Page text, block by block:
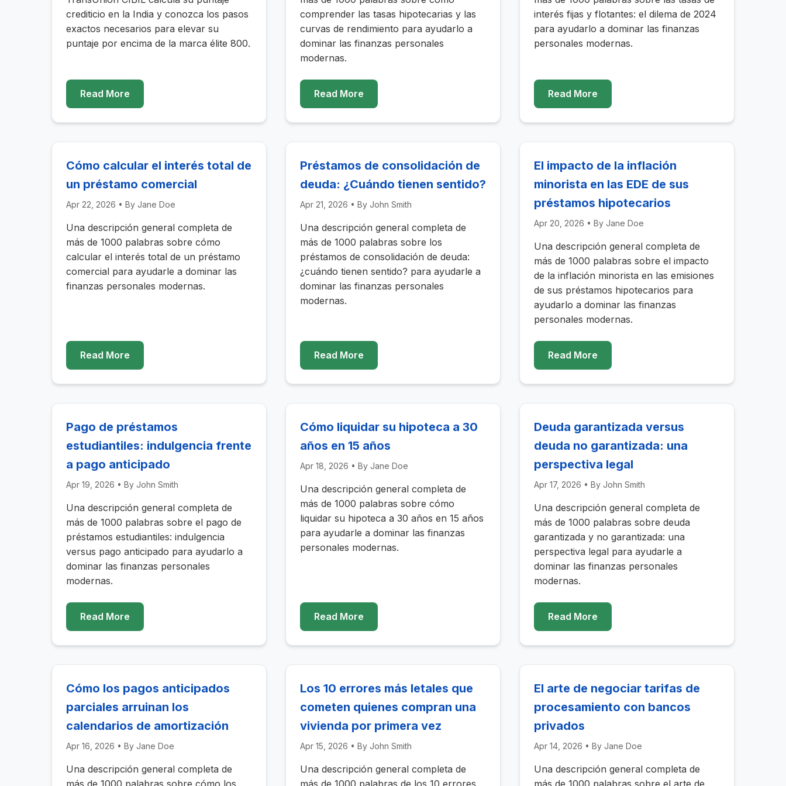
crediticio en la India y conozca los pasos
exactos necesarios para elevar su
puntaje por encima de la marca élite 800.
Read More
comprender las tasas hipotecarias y las
curvas de rendimiento para ayudarlo a
dominar las finanzas personales
modernas.
Read More
interés fijas y flotantes: el dilema de 2024
para ayudarlo a dominar las finanzas
personales modernas.
Read More
Cómo calcular el interés total de
un préstamo comercial
Apr 22, 2026 • By Jane Doe
Una descripción general completa de
más de 1000 palabras sobre cómo
calcular el interés total de un préstamo
comercial para ayudarle a dominar las
finanzas personales modernas.
Read More
Préstamos de consolidación de
deuda: ¿Cuándo tienen sentido?
Apr 21, 2026 • By John Smith
Una descripción general completa de
más de 1000 palabras sobre los
préstamos de consolidación de deuda:
¿cuándo tienen sentido? para ayudarle a
dominar las finanzas personales
modernas.
Read More
El impacto de la inflación
minorista en las EDE de sus
préstamos hipotecarios
Apr 20, 2026 • By Jane Doe
Una descripción general completa de
más de 1000 palabras sobre el impacto
de la inflación minorista en las emisiones
de sus préstamos hipotecarios para
ayudarlo a dominar las finanzas
personales modernas.
Read More
Pago de préstamos
estudiantiles: indulgencia frente
a pago anticipado
Apr 19, 2026 • By John Smith
Una descripción general completa de
más de 1000 palabras sobre el pago de
préstamos estudiantiles: indulgencia
versus pago anticipado para ayudarlo a
dominar las finanzas personales
modernas.
Read More
Cómo liquidar su hipoteca a 30
años en 15 años
Apr 18, 2026 • By Jane Doe
Una descripción general completa de
más de 1000 palabras sobre cómo
liquidar su hipoteca a 30 años en 15 años
para ayudarle a dominar las finanzas
personales modernas.
Read More
Deuda garantizada versus
deuda no garantizada: una
perspectiva legal
Apr 17, 2026 • By John Smith
Una descripción general completa de
más de 1000 palabras sobre deuda
garantizada y no garantizada: una
perspectiva legal para ayudarle a
dominar las finanzas personales
modernas.
Read More
Cómo los pagos anticipados
parciales arruinan los
calendarios de amortización
Apr 16, 2026 • By Jane Doe
Una descripción general completa de
más de 1000 palabras sobre cómo los
Los 10 errores más letales que
cometen quienes compran una
vivienda por primera vez
Apr 15, 2026 • By John Smith
Una descripción general completa de
más de 1000 palabras de los 10 errores
El arte de negociar tarifas de
procesamiento con bancos
privados
Apr 14, 2026 • By Jane Doe
Una descripción general completa de
más de 1000 palabras sobre el arte de